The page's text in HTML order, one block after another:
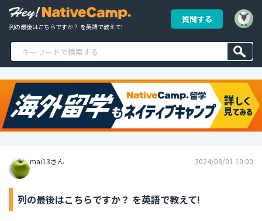
列の最後はこちらですか？ を英語で教えて!
質問する
mai13さん 2024/08/01 10:00
列の最後はこちらですか？ を英語で教えて!